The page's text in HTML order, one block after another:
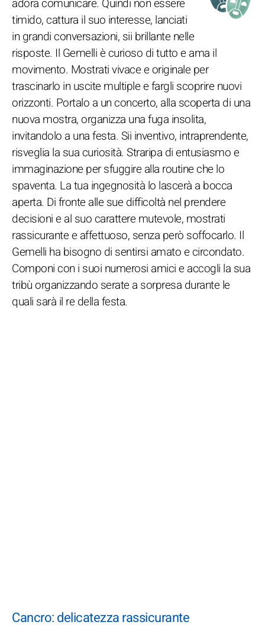
timido, cattura il suo interesse, lanciati
in grandi conversazioni, sii brillante nelle
risposte. Il Gemelli è curioso di tutto e ama il
movimento. Mostrati vivace e originale per
trascinarlo in uscite multiple e fargli scoprire nuovi
orizzonti. Portalo a un concerto, alla scoperta di una
nuova mostra, organizza una fuga insolita,
invitandolo a una festa. Sii inventivo, intraprendente,
risveglia la sua curiosità. Straripa di entusiasmo e
immaginazione per sfuggire alla routine che lo
spaventa. La tua ingegnosità lo lascerà a bocca
aperta. Di fronte alle sue difficoltà nel prendere
decisioni e al suo carattere mutevole, mostrati
rassicurante e affettuoso, senza però soffocarlo. Il
Gemelli ha bisogno di sentirsi amato e circondato.
Componi con i suoi numerosi amici e accogli la sua
tribù organizzando serate a sorpresa durante le
quali sarà il re della festa.
Cancro: delicatezza rassicurante